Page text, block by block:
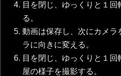
目を閉じ、ゆっくりと１
る。
動画は保存し、次にカメラ
ラに向きに変える。
目を閉じ、ゆっくりと１
屋の様子を撮影する。